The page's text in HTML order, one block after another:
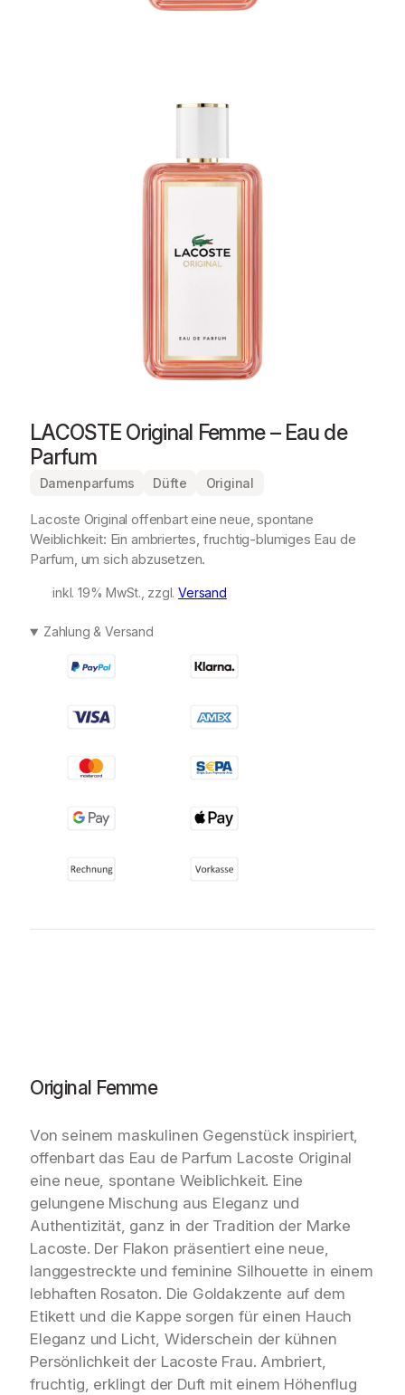
LACOSTE Original Femme – Eau de
Parfum
Damenparfums Düfte Original
Lacoste Original offenbart eine neue, spontane
Weiblichkeit: Ein ambriertes, fruchtig-blumiges Eau de
Parfum, um sich abzusetzen.
inkl. 19% MwSt., zzgl.Versand
Zahlung & Versand
Original Femme
Von seinem maskulinen Gegenstück inspiriert,
offenbart das Eau de Parfum Lacoste Original
eine neue, spontane Weiblichkeit. Eine
gelungene Mischung aus Eleganz und
Authentizität, ganz in der Tradition der Marke
Lacoste. Der Flakon präsentiert eine neue,
langgestreckte und feminine Silhouette in einem
lebhaften Rosaton. Die Goldakzente auf dem
Etikett und die Kappe sorgen für einen Hauch
Eleganz und Licht, Widerschein der kühnen
Persönlichkeit der Lacoste Frau. Ambriert,
fruchtig, erklingt der Duft mit einem Höhenflug